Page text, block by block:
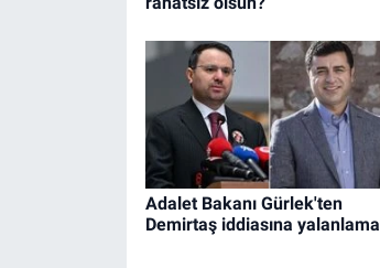
Adalet Bakanı Gürlek'ten
Demirtaş iddiasına yalanlama